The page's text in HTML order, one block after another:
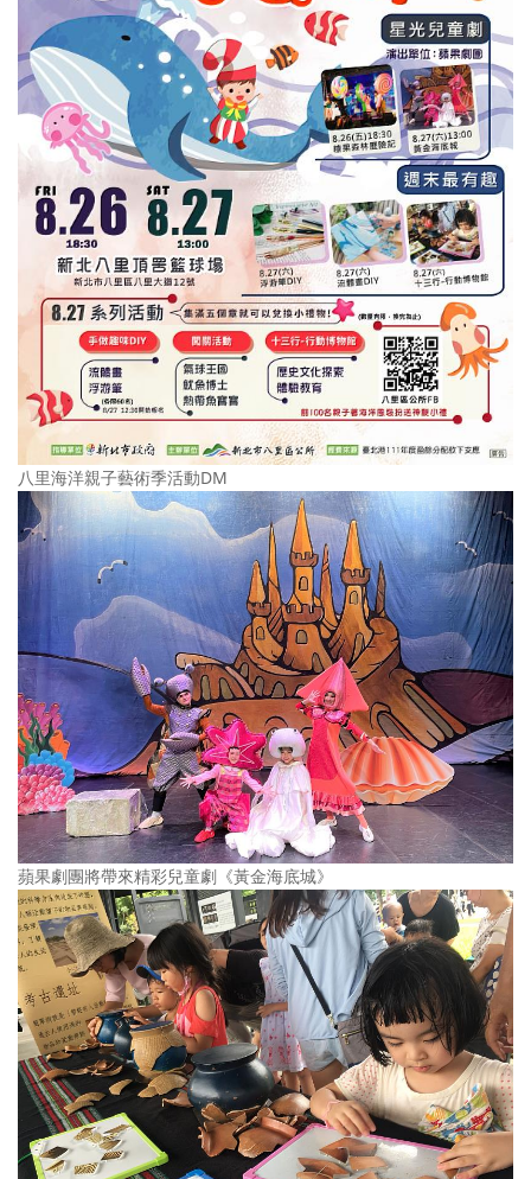
八里海洋親子藝術季活動DM
蘋果劇團將帶來精彩兒童劇《黃金海底城》